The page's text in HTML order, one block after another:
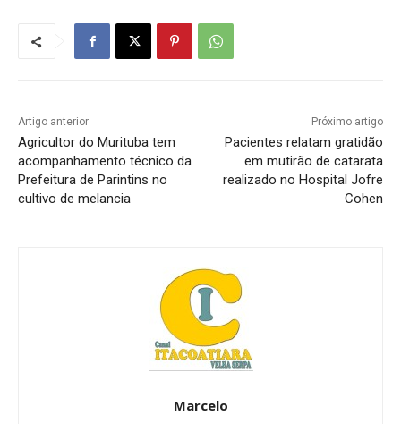
Artigo anterior
Agricultor do Murituba tem
acompanhamento técnico da
Prefeitura de Parintins no
cultivo de melancia
Próximo artigo
Pacientes relatam gratidão
em mutirão de catarata
realizado no Hospital Jofre
Cohen
Marcelo